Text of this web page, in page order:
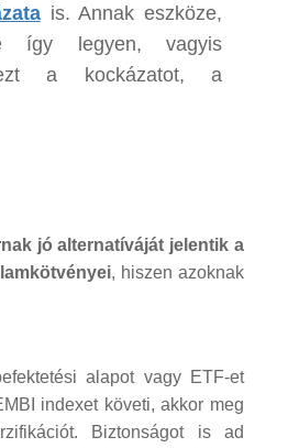
is. Annak eszköze,
így legyen, vagyis
a kockázatot, a
jó alternatíváját jelentik a
, hiszen azoknak
alapot vagy ETF-et
indexet követi, akkor meg
Biztonságot is ad